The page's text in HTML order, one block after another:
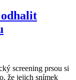
odhalit
screening prsou si
že jejich snímek